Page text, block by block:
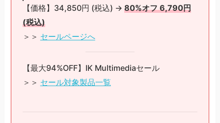
【価格】34,850円 (税込) → 80%オフ 6,790円
(税込)
＞＞ セールページへ
【最大94%OFF】IK Multimediaセール
＞＞ セール対象製品一覧